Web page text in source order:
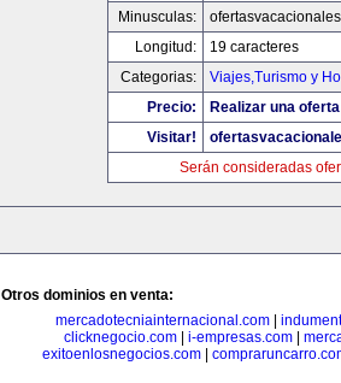
Minusculas:
Longitud:
19 caracteres
Categorias:
Viajes,Turismo y
Precio:
Realizar una
Visitar!
Serán consideradas
Otros dominios en venta:
mercadotecniainternacional.com
clicknegocio.com
i-empresas.com
exitoenlosnegocios.com